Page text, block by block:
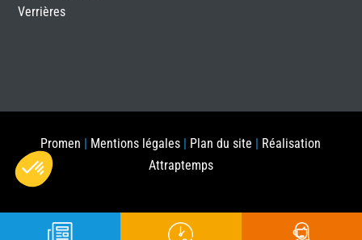
Verrières
Promen | Mentions légales | Plan du site | Réalisation
Attraptemps